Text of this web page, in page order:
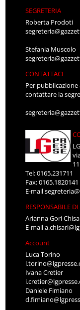
SEGRETERIA
Roberta Prodoti
Stefania Muscolo
CONTATTACI
Per
contattare la
Tel: 0165.231711
Fax: 0165.1820141
E-mail
RESPONSABILE
Arianna Gori
E-mail
Account
Luca Torino
Ivana Cretier
Daniele Fimiano